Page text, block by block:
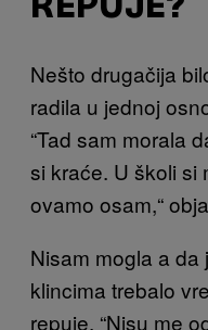
REPUJE?
Nešto drugačija
radila u jednoj
“Tad sam morala
si kraće. U školi si
ovamo osam,“
Nisam mogla a da
klincima trebalo
repuje. “Nisu me